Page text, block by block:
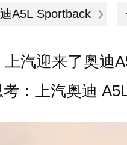
A5L Sportback
汽迎来了奥迪
：上汽奥迪